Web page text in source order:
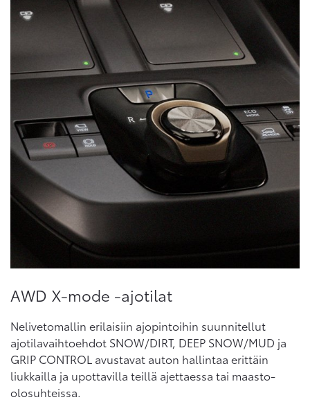
AWD X-mode -ajotilat
Nelivetomallin erilaisiin ajopintoihin suunnitellut
ajotilavaihtoehdot SNOW/DIRT, DEEP SNOW/MUD ja
GRIP CONTROL avustavat auton hallintaa erittäin
liukkailla ja upottavilla teillä ajettaessa tai maasto-
olosuhteissa.